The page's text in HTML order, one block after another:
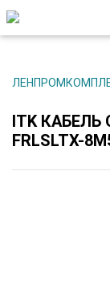
ITK
FRLSLTX-